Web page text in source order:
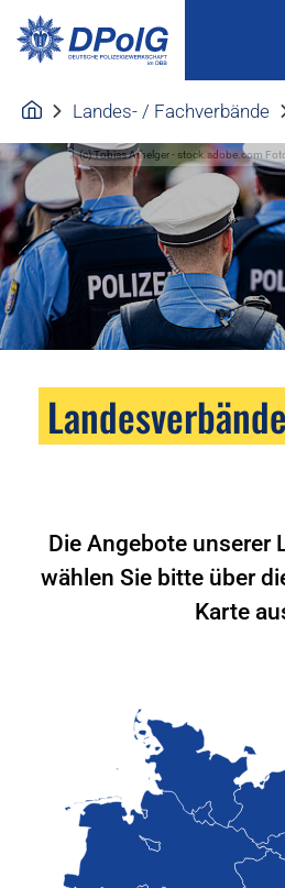
Landes- / Fachverbände
(c) Tobias Arhelger - stock.adobe.com
Die Angebote unserer
wählen Sie bitte über
Karte